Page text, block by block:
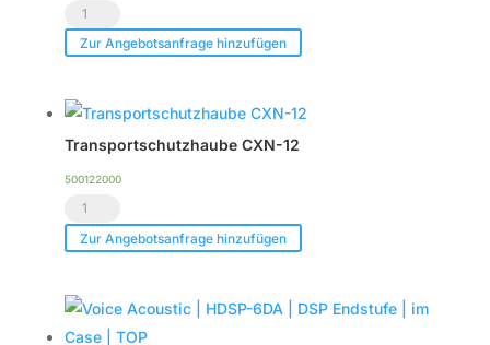
Heavy-
Duty
für
bis
zu
2
CXN-
Menge
Zur Angebotsanfrage hinzufügen
Transportschutzhaube CXN-12
500122000
Transportschutzhaube
CXN-
Menge
Zur Angebotsanfrage hinzufügen